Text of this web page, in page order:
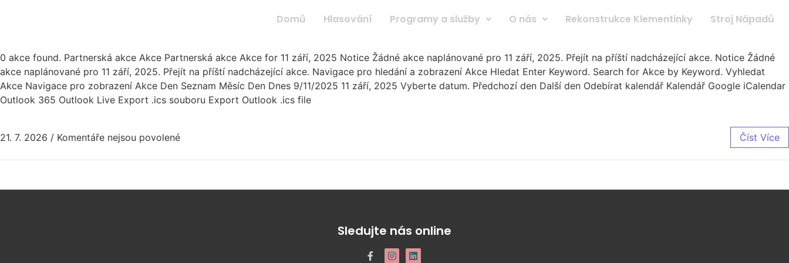
Domů Hlasování Programy a služby O nás Rekonstrukce Klementinky Stroj Nápadů
0 akce found. Partnerská akce Akce Partnerská akce Akce for 11 září, 2025 Notice Žádné akce naplánované pro 11 září, 2025. Přejít na příští nadcházející akce. Notice Žádné
akce naplánované pro 11 září, 2025. Přejít na příští nadcházející akce. Navigace pro hledání a zobrazení Akce Hledat Enter Keyword. Search for Akce by Keyword. Vyhledat
Akce Navigace pro zobrazení Akce Den Seznam Měsíc Den Dnes 9/11/2025 11 září, 2025 Vyberte datum. Předchozí den Další den Odebírat kalendář Kalendář Google iCalendar
Outlook 365 Outlook Live Export .ics souboru Export Outlook .ics file
21. 7. 2026 / Komentáře nejsou povolené Číst Více
Sledujte nás online